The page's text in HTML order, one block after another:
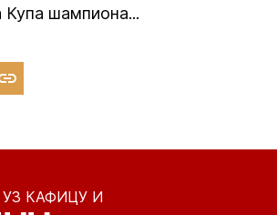
Купа шампиона...
КАФИЦУ И